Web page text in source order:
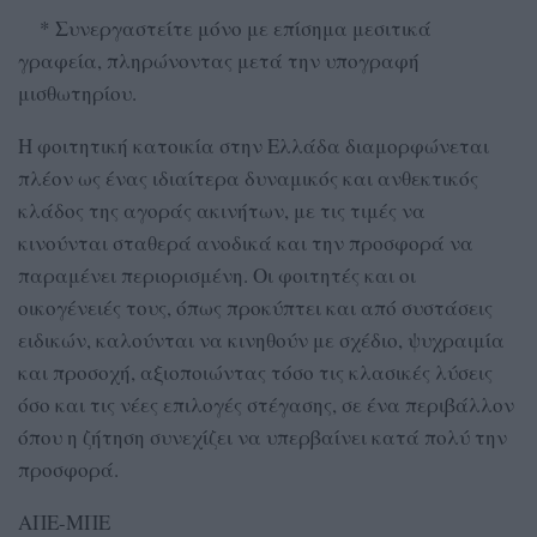
* Συνεργαστείτε μόνο με επίσημα μεσιτικά
γραφεία, πληρώνοντας μετά την υπογραφή
μισθωτηρίου.
Η φοιτητική κατοικία στην Ελλάδα διαμορφώνεται
πλέον ως ένας ιδιαίτερα δυναμικός και ανθεκτικός
κλάδος της αγοράς ακινήτων, με τις τιμές να
κινούνται σταθερά ανοδικά και την προσφορά να
παραμένει περιορισμένη. Οι φοιτητές και οι
οικογένειές τους, όπως προκύπτει και από συστάσεις
ειδικών, καλούνται να κινηθούν με σχέδιο, ψυχραιμία
και προσοχή, αξιοποιώντας τόσο τις κλασικές λύσεις
όσο και τις νέες επιλογές στέγασης, σε ένα περιβάλλον
όπου η ζήτηση συνεχίζει να υπερβαίνει κατά πολύ την
προσφορά.
ΑΠΕ-ΜΠΕ